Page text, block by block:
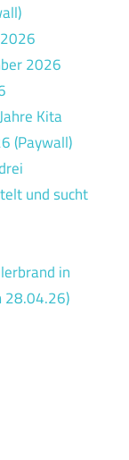
2026
Kita
(Paywall)
und sucht
in
28.04.26)